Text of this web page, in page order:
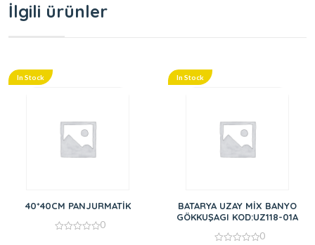
İlgili ürünler
In Stock
40*40CM PANJURMATİK
0
In Stock
BATARYA UZAY MİX BANYO
GÖKKUŞAGI KOD:UZ118-01A
0